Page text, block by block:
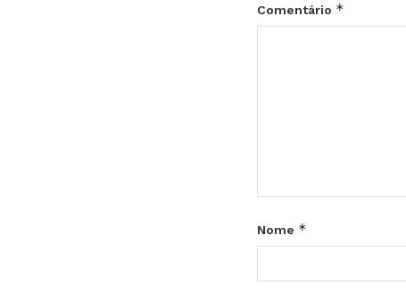
Comentário *
Nome *